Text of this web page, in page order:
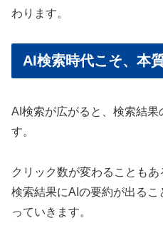
わります。
AI検索時代こそ、本
AI検索が広がると、検索結果
す。
クリック数が変わることもあ
検索結果にAIの要約が出る
っていきます。